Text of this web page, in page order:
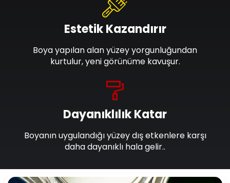
Dayanıklılık Katar
Boyanın uygulandığı yüzey dış etkenlere karşı
daha dayanıklı hala gelir..
Estetik Kazandırır
Boya yapılan alan yüzey yorgunluğundan
kurtulur, yeni görünüme kavuşur.